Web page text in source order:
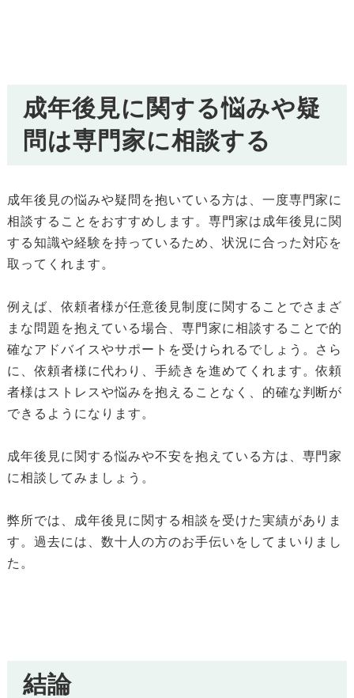
成年後見に関する悩みや疑
問は専門家に相談する
成年後見の悩みや疑問を抱いている方は、一度専門家に
相談することをおすすめします。専門家は成年後見に関
する知識や経験を持っているため、状況に合った対応を
取ってくれます。
例えば、依頼者様が任意後見制度に関することでさまざ
まな問題を抱えている場合、専門家に相談することで的
確なアドバイスやサポートを受けられるでしょう。さら
に、依頼者様に代わり、手続きを進めてくれます。依頼
者様はストレスや悩みを抱えることなく、的確な判断が
できるようになります。
成年後見に関する悩みや不安を抱えている方は、専門家
に相談してみましょう。
弊所では、成年後見に関する相談を受けた実績がありま
す。過去には、数十人の方のお手伝いをしてまいりまし
た。
結論